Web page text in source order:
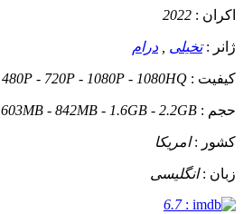
اکران : 2022
ژانر :تخیلی درام
کيفيت : 480P - 720P - 1080P - 1080HQ
حجم : 603MB - 842MB - 1.6GB - 2.2GB
کشور :امریکا
زبان :انگلیسی
:
6.7